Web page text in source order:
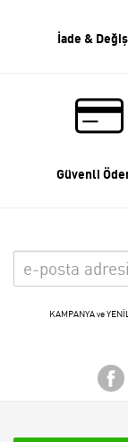
İade &
Güvenli
KAMPANYA ve